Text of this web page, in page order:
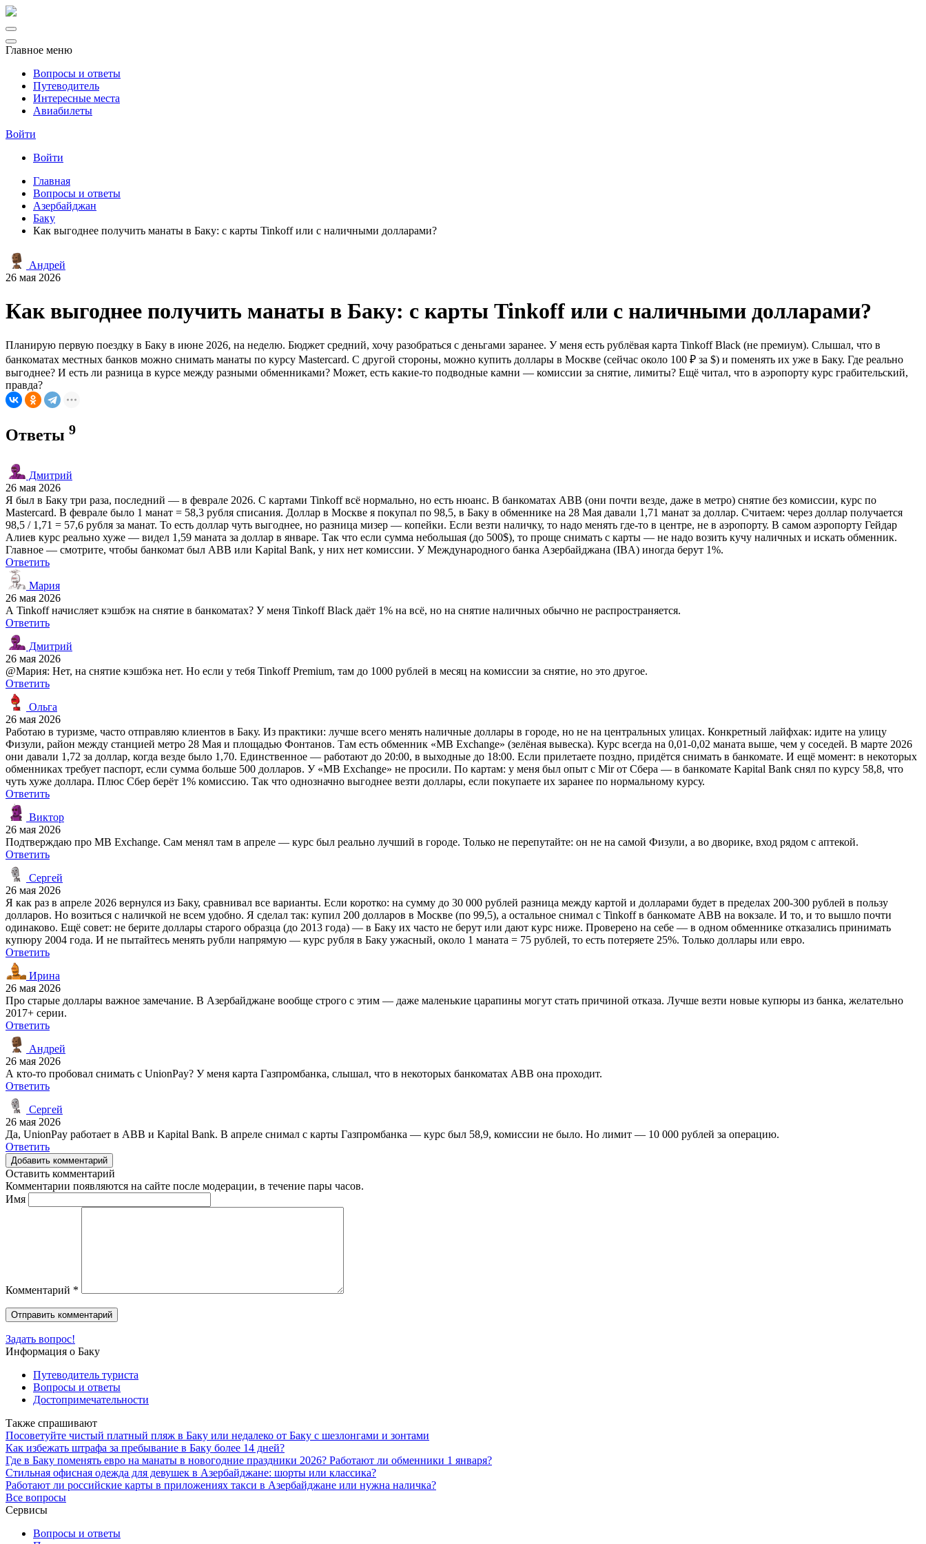
Главное меню
Вопросы и ответы
Путеводитель
Интересные места
Авиабилеты
Войти
Войти
Главная
Вопросы и ответы
Азербайджан
Баку
Как выгоднее получить манаты в Баку: с карты Tinkoff или с наличными долларами?
Андрей
26 мая 2026
Как выгоднее получить манаты в Баку: с карты Tinkoff или с наличными долларами?
Планирую первую поездку в Баку в июне 2026, на неделю. Бюджет средний, хочу разобраться с деньгами заранее. У меня есть рублёвая карта Tinkoff Black (не премиум). Слышал, что в
банкоматах местных банков можно снимать манаты по курсу Mastercard. С другой стороны, можно купить доллары в Москве (сейчас около 100 ₽ за $) и поменять их уже в Баку. Где реально
выгоднее? И есть ли разница в курсе между разными обменниками? Может, есть какие-то подводные камни — комиссии за снятие, лимиты? Ещё читал, что в аэропорту курс грабительский,
правда?
Ответы 9
Дмитрий
26 мая 2026
Я был в Баку три раза, последний — в феврале 2026. С картами Tinkoff всё нормально, но есть нюанс. В банкоматах ABB (они почти везде, даже в метро) снятие без комиссии, курс по
Mastercard. В феврале было 1 манат = 58,3 рубля списания. Доллар в Москве я покупал по 98,5, в Баку в обменнике на 28 Мая давали 1,71 манат за доллар. Считаем: через доллар получается
98,5 / 1,71 = 57,6 рубля за манат. То есть доллар чуть выгоднее, но разница мизер — копейки. Если везти наличку, то надо менять где-то в центре, не в аэропорту. В самом аэропорту Гейдар
Алиев курс реально хуже — видел 1,59 маната за доллар в январе. Так что если сумма небольшая (до 500$), то проще снимать с карты — не надо возить кучу наличных и искать обменник.
Главное — смотрите, чтобы банкомат был ABB или Kapital Bank, у них нет комиссии. У Международного банка Азербайджана (IBA) иногда берут 1%.
Ответить
Мария
26 мая 2026
А Tinkoff начисляет кэшбэк на снятие в банкоматах? У меня Tinkoff Black даёт 1% на всё, но на снятие наличных обычно не распространяется.
Ответить
Дмитрий
26 мая 2026
@Мария: Нет, на снятие кэшбэка нет. Но если у тебя Tinkoff Premium, там до 1000 рублей в месяц на комиссии за снятие, но это другое.
Ответить
Ольга
26 мая 2026
Работаю в туризме, часто отправляю клиентов в Баку. Из практики: лучше всего менять наличные доллары в городе, но не на центральных улицах. Конкретный лайфхак: идите на улицу
Физули, район между станцией метро 28 Мая и площадью Фонтанов. Там есть обменник «MB Exchange» (зелёная вывеска). Курс всегда на 0,01-0,02 маната выше, чем у соседей. В марте 2026
они давали 1,72 за доллар, когда везде было 1,70. Единственное — работают до 20:00, в выходные до 18:00. Если прилетаете поздно, придётся снимать в банкомате. И ещё момент: в некоторых
обменниках требует паспорт, если сумма больше 500 долларов. У «MB Exchange» не просили. По картам: у меня был опыт с Mir от Сбера — в банкомате Kapital Bank снял по курсу 58,8, что
чуть хуже доллара. Плюс Сбер берёт 1% комиссию. Так что однозначно выгоднее везти доллары, если покупаете их заранее по нормальному курсу.
Ответить
Виктор
26 мая 2026
Подтверждаю про MB Exchange. Сам менял там в апреле — курс был реально лучший в городе. Только не перепутайте: он не на самой Физули, а во дворике, вход рядом с аптекой.
Ответить
Сергей
26 мая 2026
Я как раз в апреле 2026 вернулся из Баку, сравнивал все варианты. Если коротко: на сумму до 30 000 рублей разница между картой и долларами будет в пределах 200-300 рублей в пользу
долларов. Но возиться с наличкой не всем удобно. Я сделал так: купил 200 долларов в Москве (по 99,5), а остальное снимал с Tinkoff в банкомате ABB на вокзале. И то, и то вышло почти
одинаково. Ещё совет: не берите доллары старого образца (до 2013 года) — в Баку их часто не берут или дают курс ниже. Проверено на себе — в одном обменнике отказались принимать
купюру 2004 года. И не пытайтесь менять рубли напрямую — курс рубля в Баку ужасный, около 1 маната = 75 рублей, то есть потеряете 25%. Только доллары или евро.
Ответить
Ирина
26 мая 2026
Про старые доллары важное замечание. В Азербайджане вообще строго с этим — даже маленькие царапины могут стать причиной отказа. Лучше везти новые купюры из банка, желательно
2017+ серии.
Ответить
Андрей
26 мая 2026
А кто-то пробовал снимать с UnionPay? У меня карта Газпромбанка, слышал, что в некоторых банкоматах ABB она проходит.
Ответить
Сергей
26 мая 2026
Да, UnionPay работает в ABB и Kapital Bank. В апреле снимал с карты Газпромбанка — курс был 58,9, комиссии не было. Но лимит — 10 000 рублей за операцию.
Ответить
Добавить комментарий
Оставить комментарий
Комментарии появляются на сайте после модерации, в течение пары часов.
Имя
Комментарий *
Задать вопрос!
Информация о Баку
Путеводитель туриста
Вопросы и ответы
Достопримечательности
Также спрашивают
Посоветуйте чистый платный пляж в Баку или недалеко от Баку с шезлонгами и зонтами
Как избежать штрафа за пребывание в Баку более 14 дней?
Где в Баку поменять евро на манаты в новогодние праздники 2026? Работают ли обменники 1 января?
Стильная офисная одежда для девушек в Азербайджане: шорты или классика?
Работают ли российские карты в приложениях такси в Азербайджане или нужна наличка?
Все вопросы
Сервисы
Вопросы и ответы